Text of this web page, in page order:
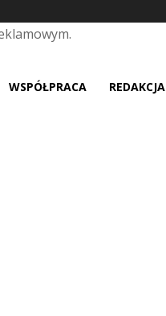
WSPÓŁPRACA REDAKCJA